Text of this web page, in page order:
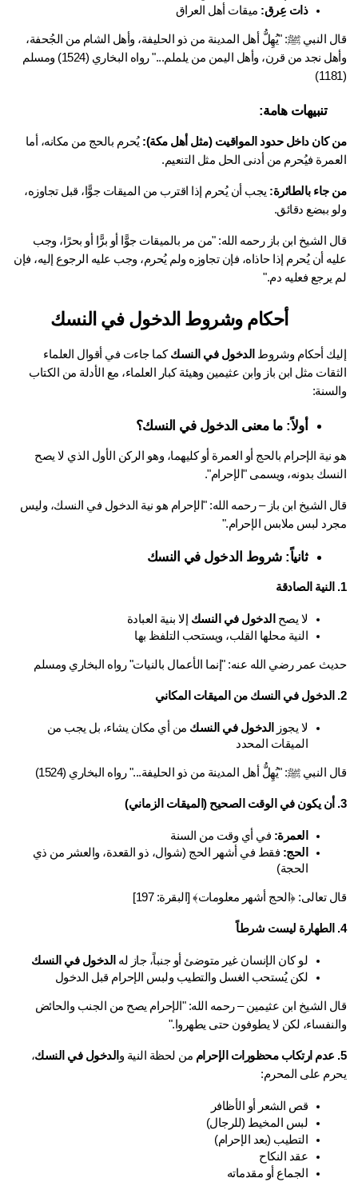
ذات عِرق: ميقات أهل العراق
قال النبي ﷺ: "يُهِلُّ أهل المدينة من ذو الحليفة، وأهل الشام من الجُحفة،
وأهل نجد من قرن، وأهل اليمن من يلملم..." رواه البخاري (1524) ومسلم
تنبيهات هامة:
كان داخل حدود المواقيت (مثل أهل مكة):
يُحرم بالحج من مكانه، أما
فيُحرم من أدنى الحل مثل التنعيم.
جاء بالطائرة:
يجب أن يُحرم إذا اقترب من الميقات جوًّا، قبل تجاوزه،
ببضع دقائق.
قال الشيخ ابن باز رحمه الله: "من مر بالميقات جوًّا أو برًّا أو بحرًا، وجب
عليه أن يُحرم إذا حاذاه، فإن تجاوزه ولم يُحرم، وجب عليه الرجوع إليه، فإن
يرجع فعليه دم."
أحكام وشروط الدخول في النسك
أحكام وشروط الدخول في النسك
كما جاءت في أقوال العلماء
الثقات مثل ابن باز وابن عثيمين وهيئة كبار العلماء، مع الأدلة من الكتاب
أولاً: ما معنى الدخول في النسك؟
هو نية الإحرام بالحج أو العمرة أو كليهما، وهو الركن الأول الذي لا يصح
بدونه، ويسمى "الإحرام".
قال الشيخ ابن باز – رحمه الله: "الإحرام هو نية الدخول في النسك، وليس
لبس ملابس الإحرام."
ثانياً: شروط الدخول في النسك
لا يصح الدخول في النسك إلا بنية العبادة
النية محلها القلب، ويستحب التلفظ بها
عمر رضي الله عنه: "إنما الأعمال بالنيات" رواه البخاري ومسلم
لا يجوز الدخول في النسك
من أي مكان يشاء، بل يجب من
الميقات المحدد
النبي ﷺ: "يُهِلُّ أهل المدينة من ذو الحليفة..." رواه البخاري (1524)
العمرة: في أي وقت من السنة
الحج:
فقط في أشهر الحج (شوال، ذو القعدة، والعشر من ذي
الحجة)
تعالى: ﴿الحج أشهر معلومات﴾ [البقرة: 197]
لو كان الإنسان غير متوضئ أو جنباً، جاز له الدخول في النسك
لكن يُستحب الغسل والتطيب ولبس الإحرام قبل الدخول
قال الشيخ ابن عثيمين – رحمه الله: "الإحرام يصح من الجنب والحائض
لكن لا يطوفون حتى يطهروا."
من لحظة النية والدخول في النسك ،
على المحرم:
قص الشعر أو الأظافر
لبس المخيط (للرجال)
التطيب (بعد الإحرام)
عقد النكاح
الجماع أو مقدماته